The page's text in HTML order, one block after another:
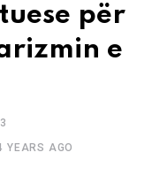
për
e
YEARS AGO